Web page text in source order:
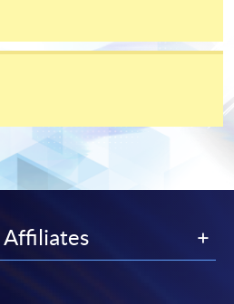
址http://www.ppshk.com 。
- 申請人可以 VISA 或
香港大學專業進修學院
Mastercard卡持有人如欲享用十個
Affiliates